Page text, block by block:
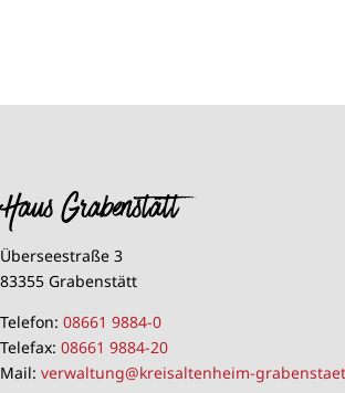
Haus Grabenstätt
Überseestraße 3
83355 Grabenstätt
Telefon: 08661 9884-0
Telefax: 08661 9884-20
Mail: verwaltung@kreisaltenheim-